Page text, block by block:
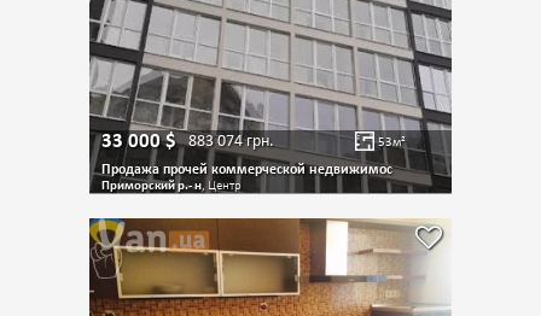
33 000$ 883 074грн. 53м²
Продажа прочей коммерческой недвижимос
Приморский р.- н, Центр